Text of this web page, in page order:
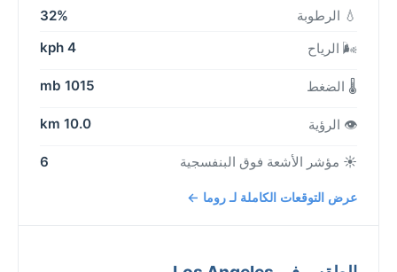
💧 الرطوبة
32%
🌬️ الرياح
4 kph
🌡️ الضغط 1015 mb
👁️ الرؤية 10.0 km
☀️ مؤشر الأشعة فوق البنفسجية 6
عرض التوقعات الكاملة لـ روما ←